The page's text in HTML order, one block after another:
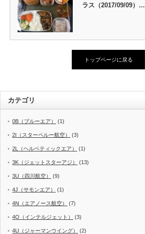
ラス（2017/09/09）…
トップページに戻る
カテゴリ
0B（ブルーエア） (1)
2I（スターペルー航空） (3)
2L（ヘルベティックエア） (1)
3K（ジェットスターアジ） (13)
3U（四川航空） (9)
4J（サモンエア） (1)
4N（エアノース航空） (7)
4O（インテルジェット） (3)
4U（ジャーマンウイング） (2)